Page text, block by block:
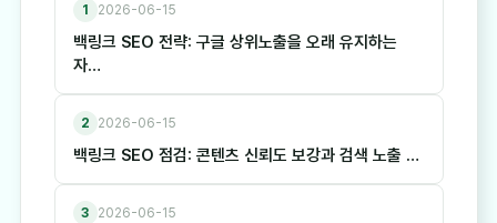
1 2026-06-15
백링크 SEO 전략: 구글 상위노출을 오래 유지하는
자…
2 2026-06-15
백링크 SEO 점검: 콘텐츠 신뢰도 보강과 검색 노출 …
3 2026-06-15